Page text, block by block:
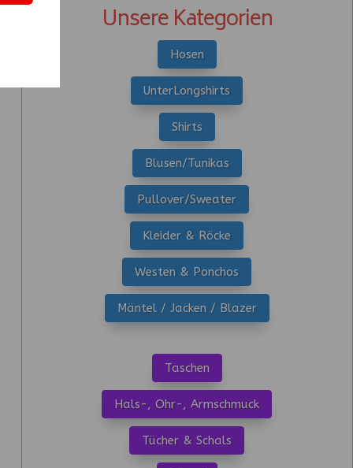
Unsere Kategorien
Hosen
UnterLongshirts
Shirts
Blusen/Tunikas
Pullover/Sweater
Kleider & Röcke
Westen & Ponchos
Mäntel / Jacken / Blazer
Taschen
Hals-, Ohr-, Armschmuck
Tücher & Schals